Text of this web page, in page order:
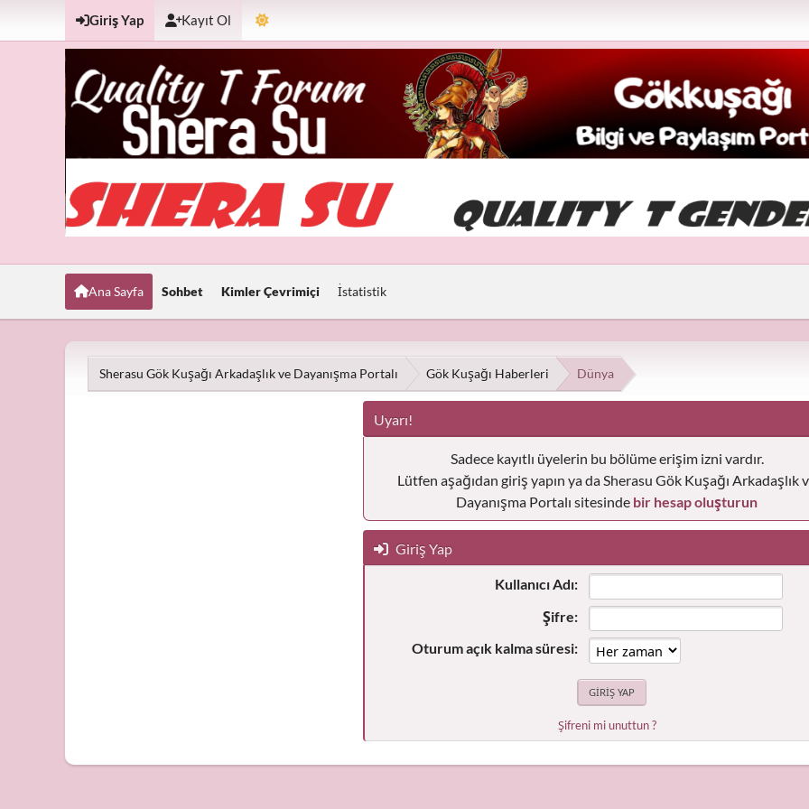
Giriş Yap Kayıt Ol
Ana Sayfa Sohbet Kimler Çevrimiçi İstatistik
Sherasu Gök Kuşağı Arkadaşlık ve Dayanışma Portalı Gök Kuşağı Haberleri Dünya
Uyarı!
Sadece kayıtlı üyelerin bu bölüme erişim izni vardır.
Lütfen aşağıdan giriş yapın ya da Sherasu Gök Kuşağı Arkadaşlık
Dayanışma Portalı sitesinde bir hesap oluşturun
Giriş Yap
Kullanıcı Adı:
Şifre:
Oturum açık kalma süresi:
Şifreni mi unuttun ?